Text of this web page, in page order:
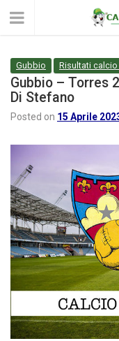
Gubbio Risultati calcio
Gubbio – Torres
Di Stefano
Posted on 15 Aprile